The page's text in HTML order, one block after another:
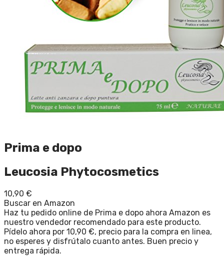
Prima e dopo
Leucosia Phytocosmetics
10,90 €
Buscar en Amazon
Haz tu pedido online de Prima e dopo ahora Amazon es
nuestro vendedor recomendado para este producto.
Pídelo ahora por 10,90 €, precio para la compra en linea,
no esperes y disfrútalo cuanto antes. Buen precio y
entrega rápida.